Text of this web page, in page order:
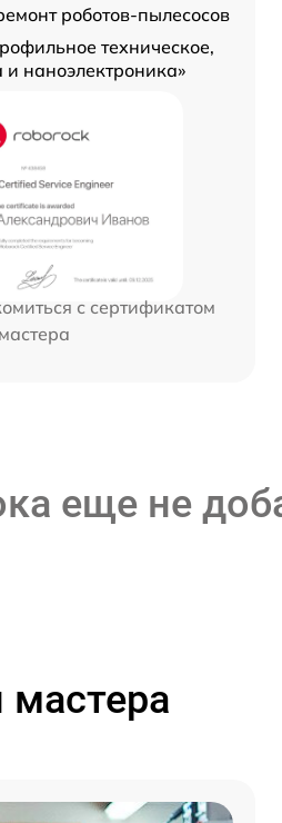
роботов-пылесосов
техническое,
и наноэлектроника»
с сертификатом
мастера
еще не